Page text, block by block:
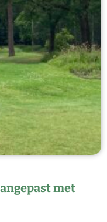
met